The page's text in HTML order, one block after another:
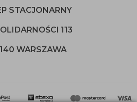
STACJONARNY
113
WARSZAWA